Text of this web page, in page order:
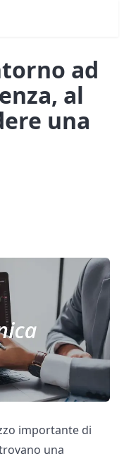
ad
al
una
importante di
una